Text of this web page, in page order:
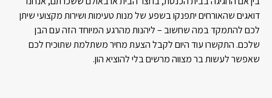
דואגים שהאורחים יתפנקו בשפע של מנות טעימות ושירות מקצועי שיתן
לכם להתמקד במה שחשוב – ליהנות מהרגע המיוחד הזה עם הבן
שלכם. התקשרו עוד היום לקבל הצעת מחיר משתלמת שתוכיח לכם
שאפשר לעשות בר מצווה מרשים בלי להוציא הון.